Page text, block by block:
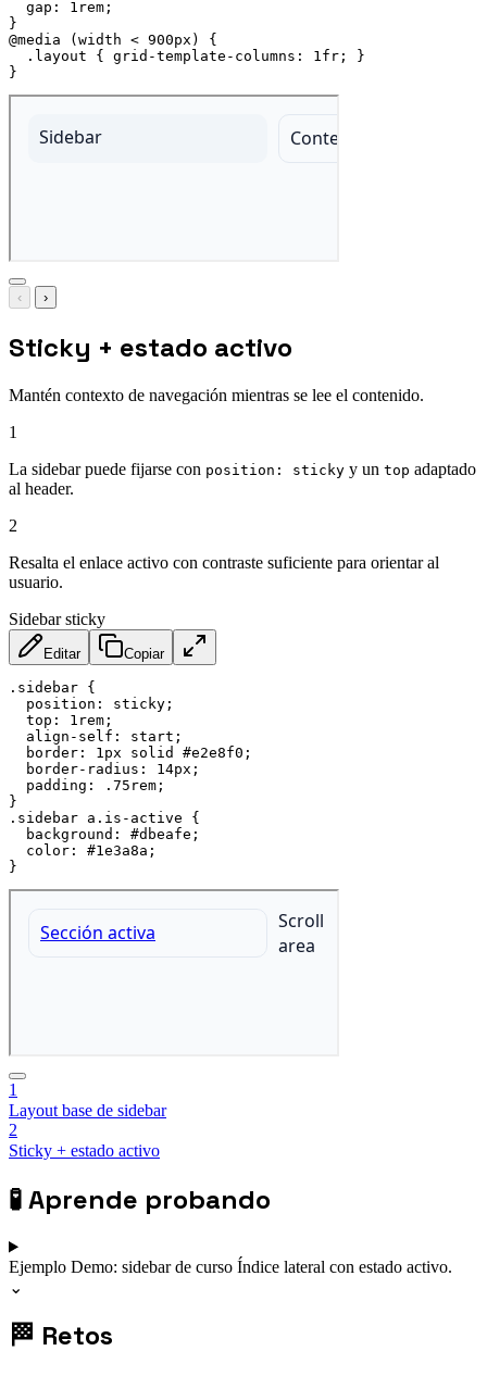
gap : 1rem ;
}
@media
( width < 900px )
{
.layout
{ grid-template-columns : 1fr ;
}
}
‹ ›
Sticky + estado activo
Mantén contexto de navegación mientras se lee el contenido.
1
La sidebar puede fijarse con position: sticky y un top adaptado
al header.
2
Resalta el enlace activo con contraste suficiente para orientar al
usuario.
Sidebar sticky
Editar Copiar
.sidebar {
position : sticky ;
top : 1rem ;
align-self : start ;
border : 1px solid #e2e8f0 ;
border-radius : 14px ;
padding : .75rem ;
}
.sidebar a.is-active
{
background : #dbeafe ;
color : #1e3a8a ;
}
1
Layout base de sidebar
2
Sticky + estado activo
🧪Aprende probando
Ejemplo Demo: sidebar de curso Índice lateral con estado activo.
⌄
🏁 Retos